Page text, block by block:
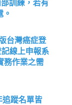
訓練，若有
台灣癌症登
線上申報系
務作業之需
追蹤名單皆